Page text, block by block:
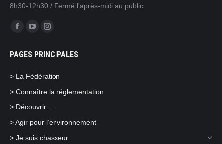
8h30-12h30 / Fermé l'après-midi au public
Trouvez nous sur :
Facebook
opens
window
YouTube
opens
window
Instagram
opens
window
PAGES PRINCIPALES
> La Fédération
> Connaître la réglementation
> Découvrir…
> Agir pour l’environnement
> Je suis chasseur